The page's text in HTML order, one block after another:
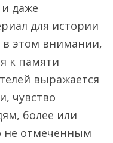
даже
для истории
этом внимании,
к памяти
выражается
чувство
более или
не отмеченным